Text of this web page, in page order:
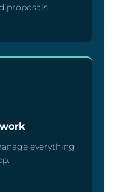
proposals
everything